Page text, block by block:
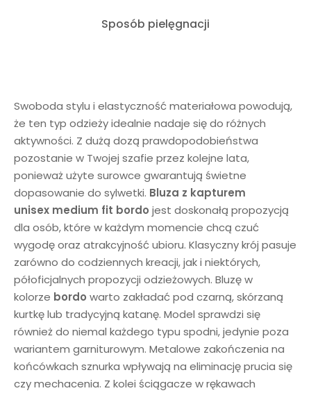
Sposób pielęgnacji
Swoboda stylu i elastyczność materiałowa powodują,
że ten typ odzieży idealnie nadaje się do różnych
aktywności. Z dużą dozą prawdopodobieństwa
pozostanie w Twojej szafie przez kolejne lata,
ponieważ użyte surowce gwarantują świetne
dopasowanie do sylwetki. Bluza z kapturem
unisex medium fit bordo jest doskonałą propozycją
dla osób, które w każdym momencie chcą czuć
wygodę oraz atrakcyjność ubioru. Klasyczny krój pasuje
zarówno do codziennych kreacji, jak i niektórych,
półoficjalnych propozycji odzieżowych. Bluzę w
kolorze bordo warto zakładać pod czarną, skórzaną
kurtkę lub tradycyjną katanę. Model sprawdzi się
również do niemal każdego typu spodni, jedynie poza
wariantem garniturowym. Metalowe zakończenia na
końcówkach sznurka wpływają na eliminację prucia się
czy mechacenia. Z kolei ściągacze w rękawach